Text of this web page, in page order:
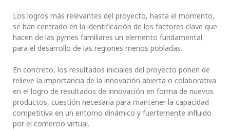
Los logros más relevantes del proyecto, hasta el momento,
se han centrado en la identificación de los factores clave que
hacen de las pymes familiares un elemento fundamental
para el desarrollo de las regiones menos pobladas.
En concreto, los resultados iniciales del proyecto ponen de
relieve la importancia de la innovación abierta o colaborativa
en el logro de resultados de innovación en forma de nuevos
productos, cuestión necesaria para mantener la capacidad
competitiva en un entorno dinámico y fuertemente influido
por el comercio virtual.